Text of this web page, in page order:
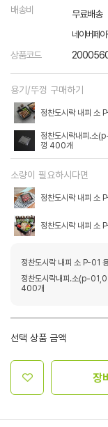
배송비 무료배송
네이버페
상품코드
용기/뚜껑 구매하기
정찬도시락 내피 소
정찬도시락내피.소
껑 400개
소량이 필요하시다면
정찬도시락 내피 소
정찬도시락 내피 소
정찬도시락 내피 소 P-01
정찬도시락내피.소(p-
400개
선택 상품 금액
장